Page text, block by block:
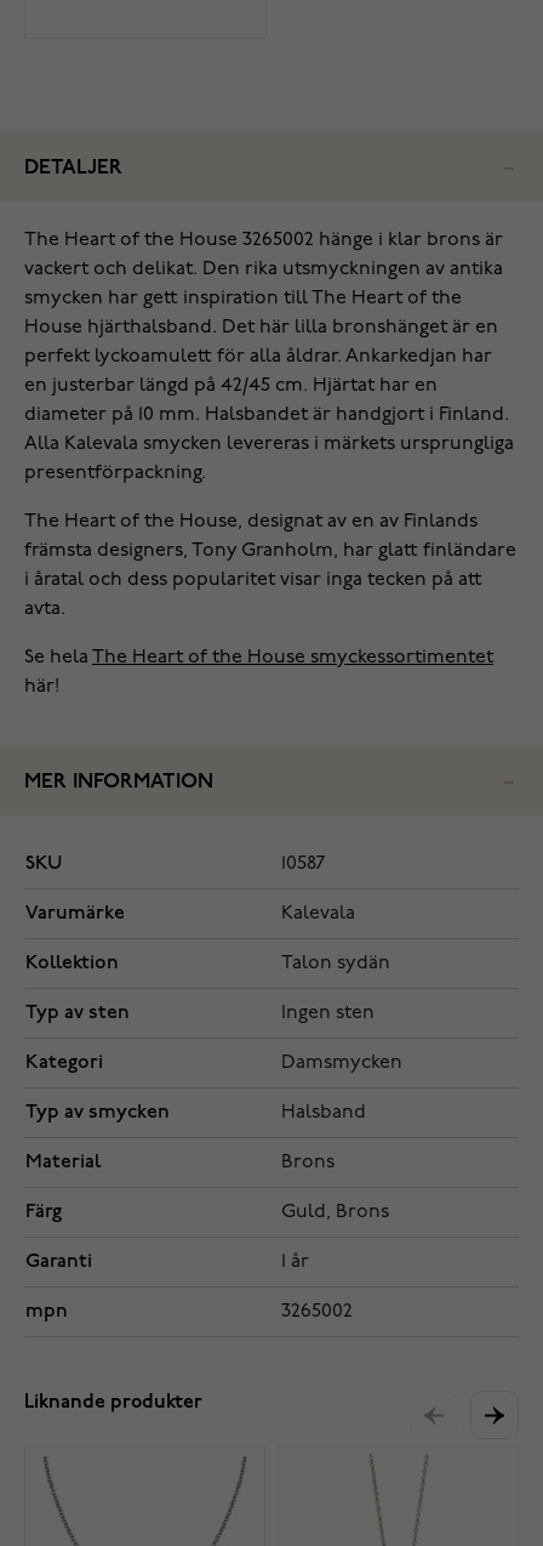
DETALJER
The Heart of the House 3265002 hänge i klar brons är
vackert och delikat. Den rika utsmyckningen av antika
smycken har gett inspiration till The Heart of the
House hjärthalsband. Det här lilla bronshänget är en
perfekt lyckoamulett för alla åldrar. Ankarkedjan har
en justerbar längd på 42/45 cm. Hjärtat har en
diameter på 10 mm. Halsbandet är handgjort i Finland.
Alla Kalevala smycken levereras i märkets ursprungliga
presentförpackning.
The Heart of the House, designat av en av Finlands
främsta designers, Tony Granholm, har glatt finländare
i åratal och dess popularitet visar inga tecken på att
avta.
Se hela The Heart of the House smyckessortimentet
här!
MER INFORMATION
SKU 10587
Varumärke Kalevala
Kollektion Talon sydän
Typ av sten Ingen sten
Kategori Damsmycken
Typ av smycken Halsband
Material Brons
Färg Guld, Brons
Garanti 1 år
mpn 3265002
Liknande produkter